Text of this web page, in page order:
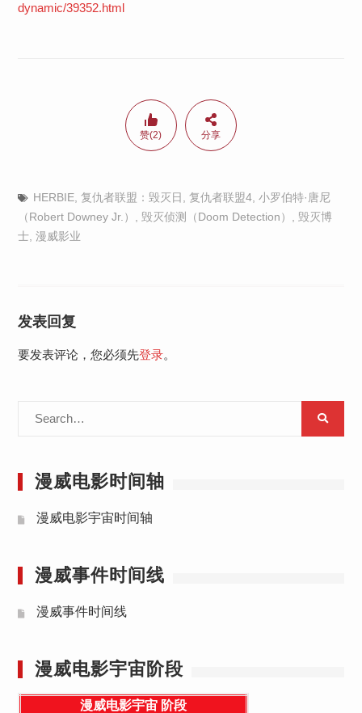
dynamic/39352.html
赞(2) 分享
HERBIE, 复仇者联盟：毁灭日 复仇者联盟4, 小罗伯特·唐尼
（Robert Downey Jr.）
毁灭侦测（Doom Detection）
毁灭博
士, 漫威影业
发表回复
要发表评论，您必须先登录。
漫威电影时间轴
漫威电影宇宙时间轴
漫威事件时间线
漫威事件时间线
漫威电影宇宙阶段
漫威电影宇宙 阶段